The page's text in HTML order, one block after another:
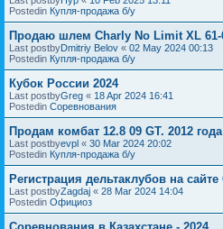
Postedin Купля-продажа б/у
Продаю шлем Charly No Limit XL 61-
Last postbyDmitriy Belov « 02 May 2024 00:13
Postedin Купля-продажа б/у
Кубок России 2024
Last postbyGreg « 18 Apr 2024 16:41
Postedin Соревнования
Продам комбат 12.8 09 GT. 2012 года
Last postbyevpl « 30 Mar 2024 20:02
Postedin Купля-продажа б/у
Регистрация дельтаклубов на
Last postbyZagdaj « 28 Mar 2024 14:04
Postedin Официоз
Соревнования в Казахстане - 2024